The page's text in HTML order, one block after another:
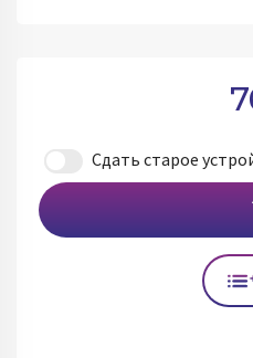
Сдать старое